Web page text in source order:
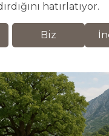
hatırlatıyor.
Biz